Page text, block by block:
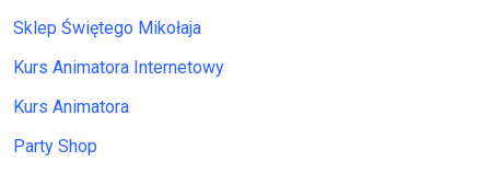
Sklep Świętego Mikołaja
Kurs Animatora Internetowy
Kurs Animatora
Party Shop